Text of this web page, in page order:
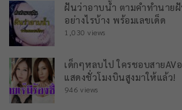
ฝันว่าอาบน้ำ ตามคำทำนาย
อย่างไรบ้าง พร้อมเลขเด็ด
1,030 views
เด็กๆหลบไป ใครชอบสายAV
แสดงชั่วโมงบินสูงมาให้แล้ว!
946 views